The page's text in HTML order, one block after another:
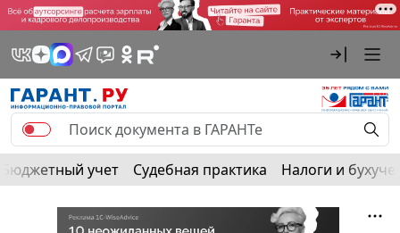
Бюджетный учет Судебная практика Налоги и